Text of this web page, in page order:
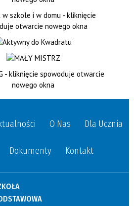
O Nas Dla Ucznia
Dokumenty Kontakt